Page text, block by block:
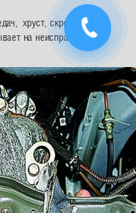
хруст, скрежет при
на неисправность